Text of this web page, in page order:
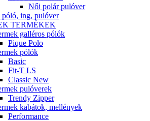
Női polár pulóver
ing, pulóver
TERMÉKEK
galléros pólók
Pique Polo
pólók
Basic
Fit-T LS
Classic New
pulóverek
Trendy Zipper
kabátok, mellények
Performance